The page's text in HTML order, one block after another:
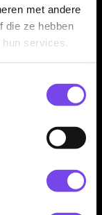
met andere
die ze hebben
services.
op
zoals
bepaalt hoe de pijl
je ervaart
sets en
flights en